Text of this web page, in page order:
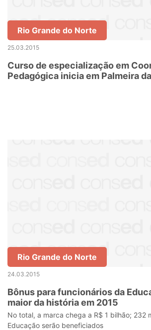
Rio Grande do Norte
25.03.2015
Curso de especialização em
Pedagógica inicia em Palmeira
Rio Grande do Norte
24.03.2015
Bônus para funcionários da
maior da história em 2015
No total, a marca chega a R$ 1 bilhão; 232
Educação serão beneficiados